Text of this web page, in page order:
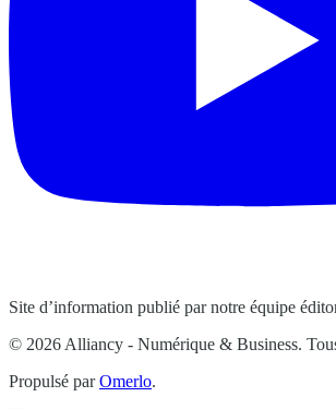
Site d’information publié par notre équipe
© 2026 Alliancy - Numérique & Business.
Propulsé parOmerlo.